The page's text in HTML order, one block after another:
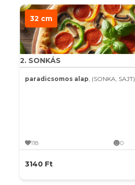
32 cm
2. SONKÁS
paradicsomos alap, (SONKA, SAJT)
118 0
3140 Ft